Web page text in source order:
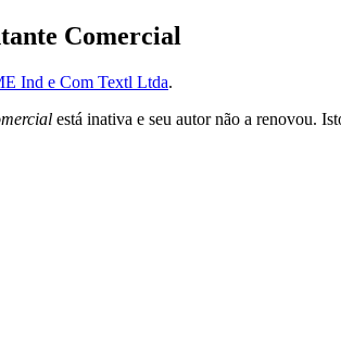
Comercial
Ind e Com Textl Ltda.
está inativa e seu autor não a renovou.